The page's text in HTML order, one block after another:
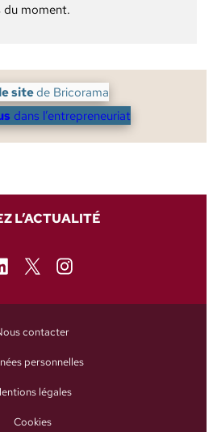
moment.
sitede Bricorama
dans l’entrepreneuriat
L’ACTUALITÉ
X Instagram
contacter
personnelles
légales
Cookies